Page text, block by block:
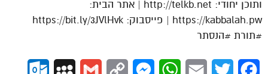
ותוכן יחודי: http://telkb.net | אתר הבית:
https://kabbalah.pw | פייסבוק: https://bit.ly/3JVlHvk
#תורת #הנסתר
Facebook
Twitter
Email
WhatsApp
Messenger
Copy
Gmail
MySpace